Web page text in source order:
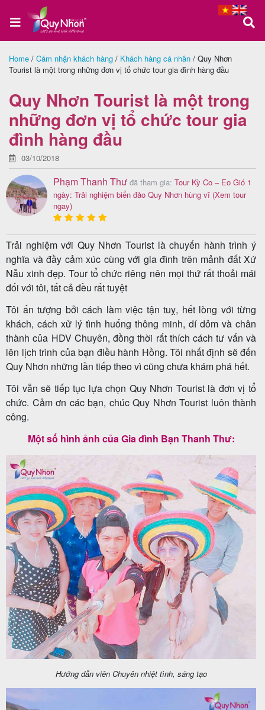
Trang
Tour
Quy
Nhơn
Phú
Yên
Tour
trong
nước
Combo
Quy
Nhơn
Lịch
khởi
hành
Tin
du
lịch
Về
Nhơn
Home / Cảm nhận khách hàng / Khách hàng cá nhân / Quy Nhơn
Tourist là một trong những đơn vị tổ chức tour gia đình hàng đầu
Quy Nhơn Tourist là một trong
những đơn vị tổ chức tour gia
đình hàng đầu
03/10/2018
Phạm Thanh Thư đã tham gia: Tour Kỳ Co – Eo Gió 1
ngày: Trải nghiệm biển đảo Quy Nhơn hùng vĩ (Xem tour
ngay)
Trải nghiệm với Quy Nhơn Tourist là chuyến hành trình ý
nghĩa và đầy cảm xúc cùng với gia đình trên mảnh đất Xứ
Nẫu xinh đẹp. Tour tổ chức riêng nên mọi thứ rất thoải mái
đối với tôi, tất cả đều rất tuyệt
Tôi ấn tượng bởi cách làm việc tận tuỵ, hết lòng với từng
khách, cách xử lý tình huống thông minh, dí dỏm và chân
thành của HDV Chuyên, đồng thời rất thích cách tư vấn và
lên lịch trình của bạn điều hành Hồng. Tôi nhất định sẽ đến
Quy Nhơn những lần tiếp theo vì cũng chưa khám phá hết.
Tôi vẫn sẽ tiếp tục lựa chọn Quy Nhơn Tourist là đơn vị tổ
chức. Cảm ơn các bạn, chúc Quy Nhơn Tourist luôn thành
công.
Một số hình ảnh của Gia đình Bạn Thanh Thư:
Hướng dẫn viên Chuyên nhiệt tình, sáng tạo